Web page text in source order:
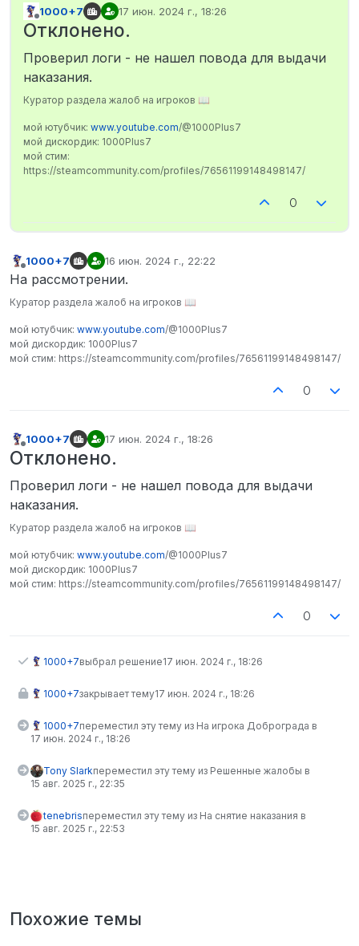
Не в сети
1000+7 17 июн. 2024 г., 18:26
отредактировано
Отклонено.
Проверил логи - не нашел повода для выдачи
наказания.
Куратор раздела жалоб на игроков 📖
мой ютубчик: www.youtube.com/@1000Plus7
мой дискордик: 1000Plus7
мой стим:
https://steamcommunity.com/profiles/76561199148498147/
0
1000+7 16 июн. 2024 г., 22:22
отредактировано
На рассмотрении.
Куратор раздела жалоб на игроков 📖
мой ютубчик: www.youtube.com/@1000Plus7
мой дискордик: 1000Plus7
мой стим: https://steamcommunity.com/profiles/76561199148498147/
0
1000+7 17 июн. 2024 г., 18:26
отредактировано
Отклонено.
Проверил логи - не нашел повода для выдачи
наказания.
Куратор раздела жалоб на игроков 📖
мой ютубчик: www.youtube.com/@1000Plus7
мой дискордик: 1000Plus7
мой стим: https://steamcommunity.com/profiles/76561199148498147/
0
1000+7выбрал решение17 июн. 2024 г., 18:26
1000+7закрывает тему17 июн. 2024 г., 18:26
1000+7переместил эту тему из На игрока Доброграда в
17 июн. 2024 г., 18:26
Tony Slarkпереместил эту тему из Решенные жалобы в
15 авг. 2025 г., 22:35
tenebrisпереместил эту тему из На снятие наказания в
15 авг. 2025 г., 22:53
Похожие темы